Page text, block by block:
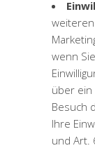
wenn
über ein
Besuch
Ihre
und Art.